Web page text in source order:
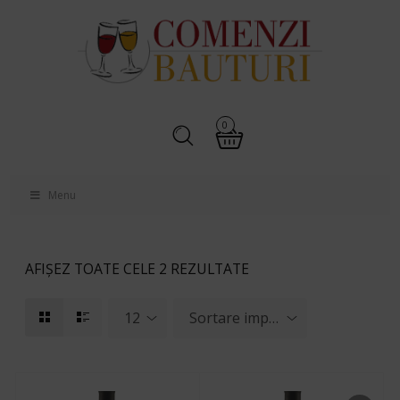
0
Menu
AFIȘEZ TOATE CELE 2 REZULTATE
12 Sortare implicită